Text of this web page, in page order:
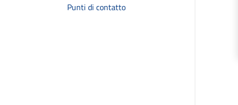
Punti di contatto